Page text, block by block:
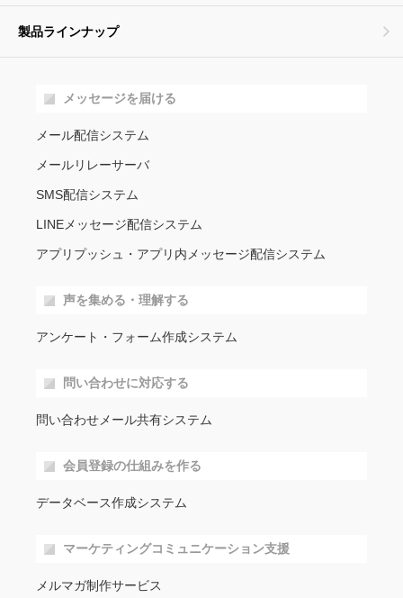
製品ラインナップ
メッセージを届ける
メール配信システム
メールリレーサーバ
SMS配信システム
LINEメッセージ配信システム
アプリプッシュ・アプリ内メッセージ配信システム
声を集める・理解する
アンケート・フォーム作成システム
問い合わせに対応する
問い合わせメール共有システム
会員登録の仕組みを作る
データベース作成システム
マーケティングコミュニケーション支援
メルマガ制作サービス